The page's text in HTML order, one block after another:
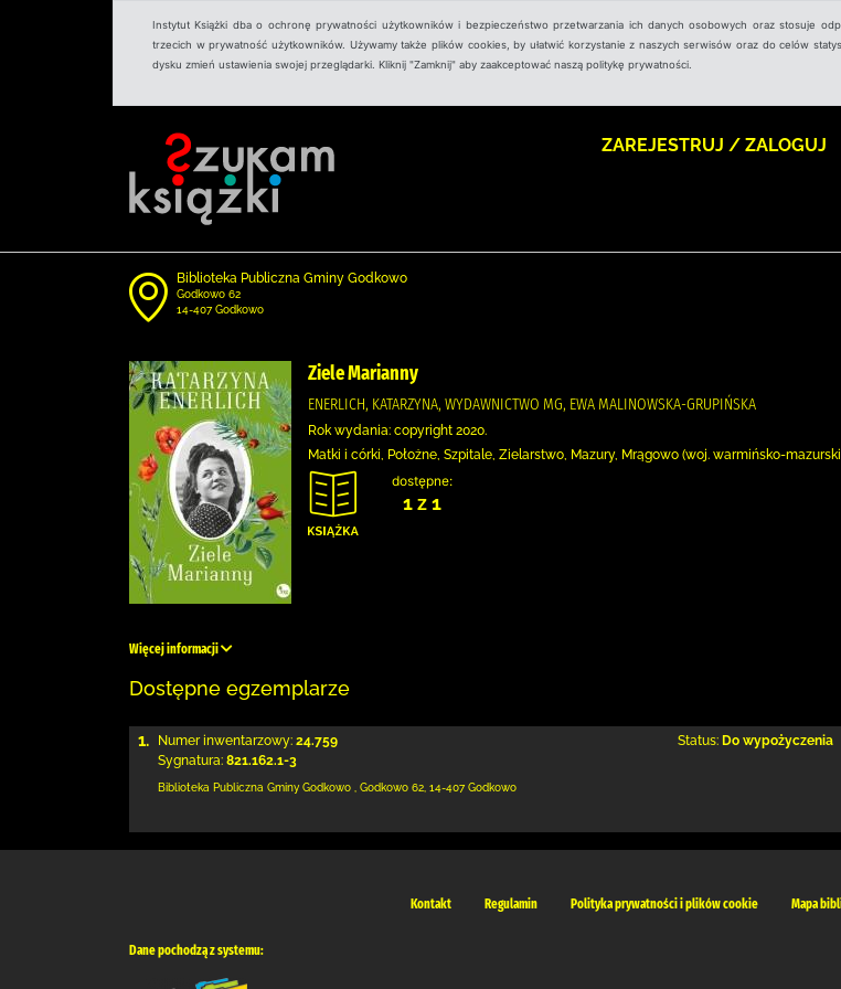
Instytut Książki dba o ochronę prywatności użytkowników i bezpieczeństwo przetwarzania ich danych osobowych oraz stosuje
trzecich w prywatność użytkowników. Używamy także plików cookies, by ułatwić korzystanie z naszych serwisów oraz do celów
dysku zmień ustawienia swojej przeglądarki. Kliknij "Zamknij" aby zaakceptować naszą politykę prywatności.
ZAREJESTRUJ / ZALOGUJ
Biblioteka Publiczna Gminy Godkowo
Godkowo 62
14-407 Godkowo
Ziele Marianny
ENERLICH, KATARZYNA, WYDAWNICTWO MG, EWA MALINOWSKA-GRUPIŃSKA
Rok wydania: copyright 2020.
Matki i córki, Położne, Szpitale, Zielarstwo, Mazury, Mrągowo (woj. warmińsko-
dostępne:
1 z 1
Więcej informacji
Dostępne egzemplarze
1. Numer inwentarzowy: 24.759
Sygnatura: 821.162.1-3
Status: Do wypożyczenia
Biblioteka Publiczna Gminy Godkowo Godkowo 62 14-407 Godkowo
Kontakt Regulamin Polityka prywatności i plików cookie Mapa
Dane pochodzą z systemu: